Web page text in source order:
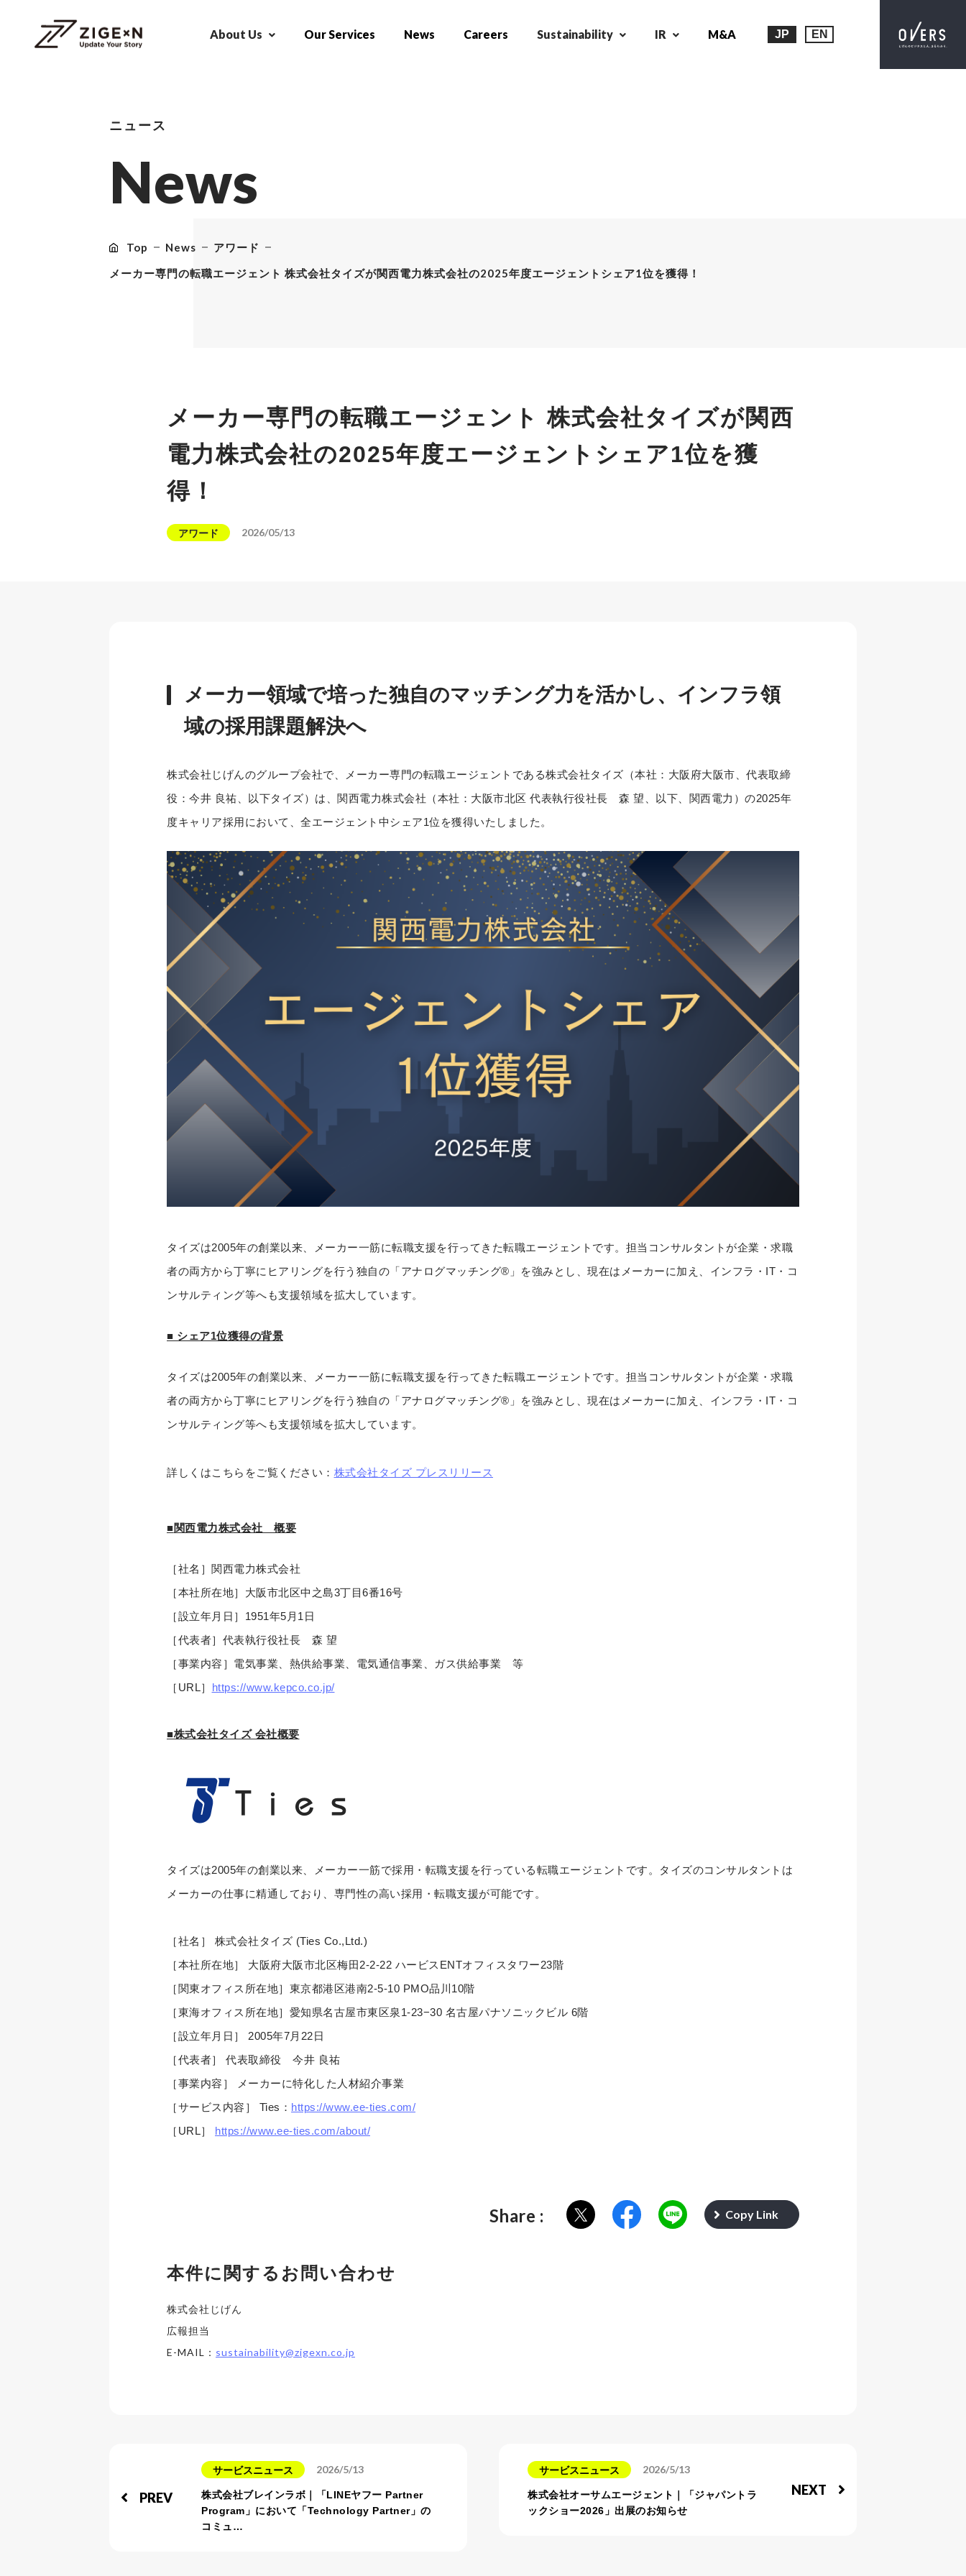
About Us Our Services News Careers Sustainability IR M&A JP EN
ニュース
News
Top News
アワード
メーカー専門の転職エージェント 株式会社タイズが関西電力株式会社の2025年度エージェントシェア1位を獲得！
メーカー専門の転職エージェント 株式会社タイズが関西
電力株式会社の2025年度エージェントシェア1位を獲
得！
アワード 2026/05/13
メーカー領域で培った独自のマッチング力を活かし、インフラ領
域の採用課題解決へ
株式会社じげんのグループ会社で、メーカー専門の転職エージェントである株式会社タイズ（本社：大阪府大阪市、代表取締
役：今井 良祐、以下タイズ）は、関西電力株式会社（本社：大阪市北区 代表執行役社長 森 望、以下、関西電力）の2025年
度キャリア採用において、全エージェント中シェア1位を獲得いたしました。
タイズは2005年の創業以来、メーカー一筋に転職支援を行ってきた転職エージェントです。担当コンサルタントが企業・求職
者の両方から丁寧にヒアリングを行う独自の「アナログマッチング®」を強みとし、現在はメーカーに加え、インフラ・IT・コ
ンサルティング等へも支援領域を拡大しています。
■ シェア1位獲得の背景
タイズは2005年の創業以来、メーカー一筋に転職支援を行ってきた転職エージェントです。担当コンサルタントが企業・求職
者の両方から丁寧にヒアリングを行う独自の「アナログマッチング®」を強みとし、現在はメーカーに加え、インフラ・IT・コ
ンサルティング等へも支援領域を拡大しています。
詳しくはこちらをご覧ください： 株式会社タイズ プレスリリース
■関西電力株式会社 概要
［社名］関西電力株式会社
［本社所在地］大阪市北区中之島3丁目6番16号
［設立年月日］1951年5月1日
［代表者］代表執行役社長 森 望
［事業内容］電気事業、熱供給事業、電気通信事業、ガス供給事業 等
［URL］ https://www.kepco.co.jp/
■株式会社タイズ 会社概要
タイズは2005年の創業以来、メーカー一筋で採用・転職支援を行っている転職エージェントです。タイズのコンサルタントは
メーカーの仕事に精通しており、専門性の高い採用・転職支援が可能です。
［社名］ 株式会社タイズ (Ties Co.,Ltd.)
［本社所在地］ 大阪府大阪市北区梅田2-2-22 ハービスENTオフィスタワー23階
［関東オフィス所在地］東京都港区港南2-5-10 PMO品川10階
［東海オフィス所在地］愛知県名古屋市東区泉1-23−30 名古屋パナソニックビル 6階
［設立年月日］ 2005年7月22日
［代表者］ 代表取締役 今井 良祐
［事業内容］ メーカーに特化した人材紹介事業
［サービス内容］ Ties： https://www.ee-ties.com/
［URL］ https://www.ee-ties.com/about/
Share : Copy Link
本件に関するお問い合わせ
株式会社じげん
広報担当
E-MAIL： sustainability@zigexn.co.jp
PREV
サービスニュース 2026/5/13
株式会社ブレインラボ｜「LINEヤフー Partner
Program」において「Technology Partner」の
コミュ…
NEXT
サービスニュース 2026/5/13
株式会社オーサムエージェント｜「ジャパントラ
ックショー2026」出展のお知らせ